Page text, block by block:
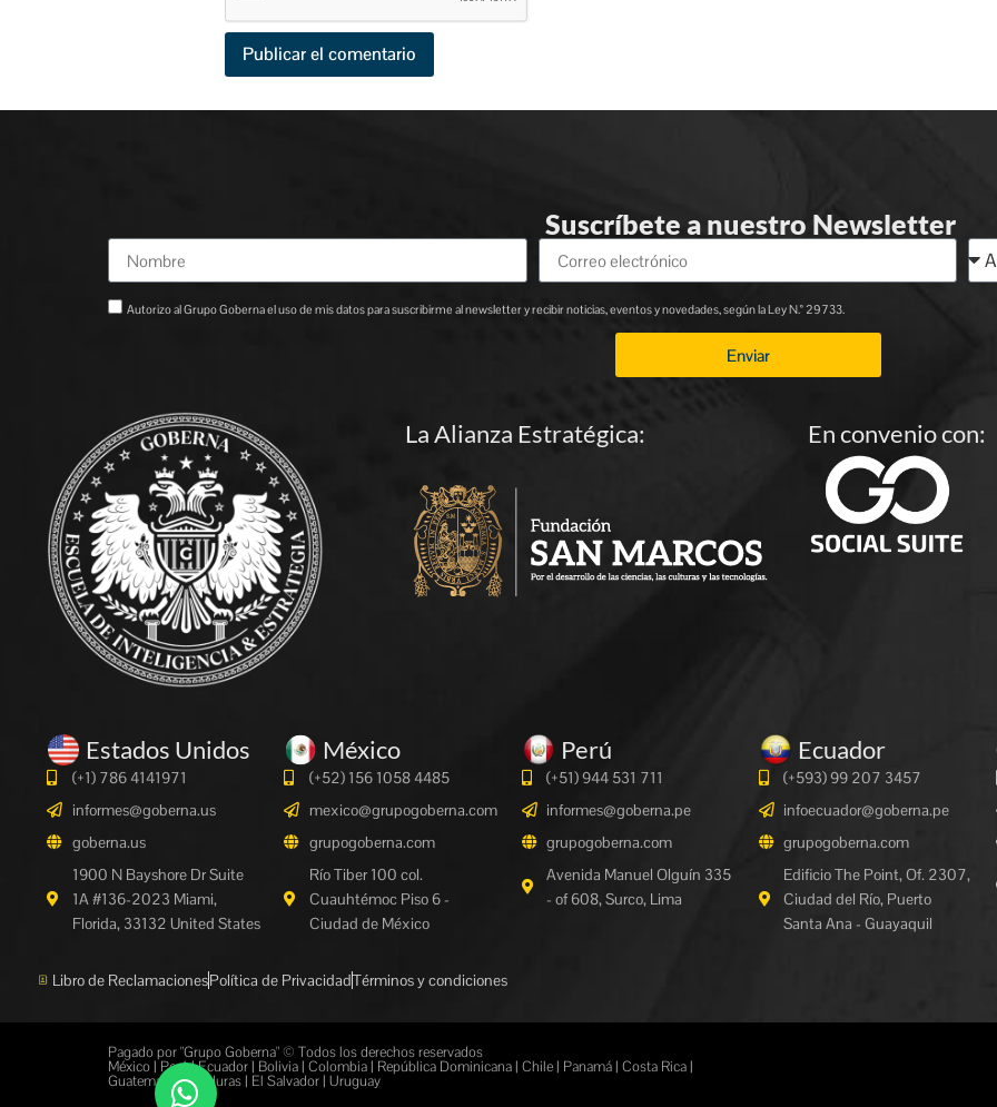
Suscríbete a nuestro Newsletter
Autorizo al Grupo Goberna el uso de mis datos para suscribirme al newsletter y recibir noticias, eventos y novedades, según la Ley N.° 29733.
Enviar
La Alianza Estratégica: En convenio con:
Estados Unidos
(+1) 786 4141971
informes@goberna.us
goberna.us
1900 N Bayshore Dr Suite
1A #136-2023 Miami,
Florida, 33132 United States
México
(+52) 156 1058 4485
mexico@grupogoberna.com
grupogoberna.com
Río Tiber 100 col.
Cuauhtémoc Piso 6 -
Ciudad de México
Perú
(+51) 944 531 711
informes@goberna.pe
grupogoberna.com
Avenida Manuel Olguín 335
- of 608, Surco, Lima
Ecuador
(+593) 99 207 3457
infoecuador@goberna.pe
grupogoberna.com
Edificio The Point, Of. 2307,
Ciudad del Río, Puerto
Santa Ana - Guayaquil
Libro de ReclamacionesPolítica de PrivacidadTérminos y condiciones
Pagado por "Grupo Goberna" © Todos los derechos reservados
México | Perú | Ecuador | Bolivia | Colombia | República Dominicana | Chile | Panamá | Costa Rica |
Guatemala | Honduras | El Salvador | Uruguay
Más información